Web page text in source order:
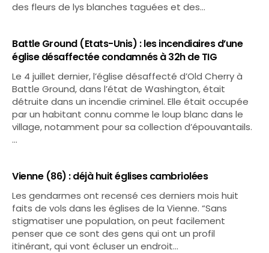
des fleurs de lys blanches taguées et des…
Battle Ground (Etats-Unis) : les incendiaires d’une
église désaffectée condamnés à 32h de TIG
Le 4 juillet dernier, l’église désaffecté d’Old Cherry à
Battle Ground, dans l’état de Washington, était
détruite dans un incendie criminel. Elle était occupée
par un habitant connu comme le loup blanc dans le
village, notamment pour sa collection d’épouvantails.
…
Vienne (86) : déjà huit églises cambriolées
Les gendarmes ont recensé ces derniers mois huit
faits de vols dans les églises de la Vienne. “Sans
stigmatiser une population, on peut facilement
penser que ce sont des gens qui ont un profil
itinérant, qui vont écluser un endroit…